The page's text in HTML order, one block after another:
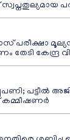
പരീക്ഷാ
തേടി കേന്ദ്ര
പട്ടീല്‍
കമ്മീഷണര്‍